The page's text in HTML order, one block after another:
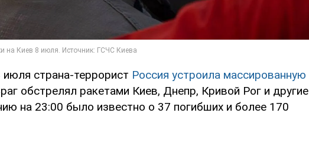
страна-террорист Россия устроила массированную
обстрелял ракетами Киев, Днепр, Кривой Рог и другие
на 23:00 было известно о 37 погибших и более 170